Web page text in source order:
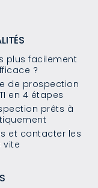
plus facilement
?
de prospection
en 4 étapes
prêts à
et contacter les
vite